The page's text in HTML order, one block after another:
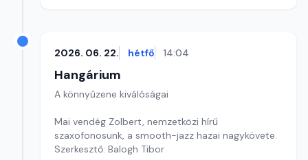
2026. 06. 22. hétfő 14:04
Hangárium
A könnyűzene kiválóságai
Mai vendég Zolbert, nemzetközi hírű
szaxofonosunk, a smooth-jazz hazai nagykövete.
Szerkesztő: Balogh Tibor